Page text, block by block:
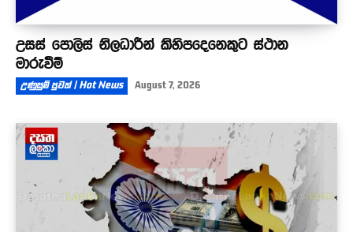
උසස් පොලිස් නිලධාරීන් කිහිපදෙනෙකුට ස්ථාන
මාරුවීම්
උණුසුම් පුවත් | Hot News August 7, 2026